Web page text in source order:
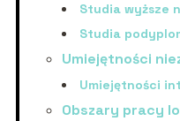
Studia wyższe
Studia
Umiejętności
Umiejętności
Obszary pracy